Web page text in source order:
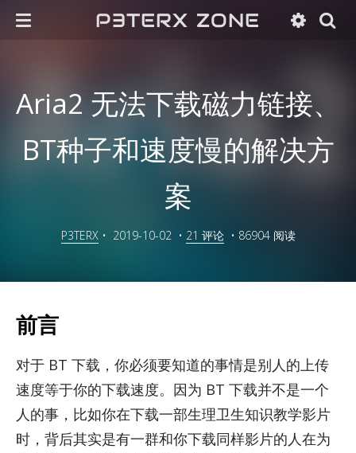
P3TERX ZONE
Aria2 无法下载磁力链接、
BT种子和速度慢的解决方
案
P3TERX• 2019-10-02• 21 评论• 86904 阅读
前言
对于 BT 下载，你必须要知道的事情是别人的上传
速度等于你的下载速度。因为 BT 下载并不是一个
人的事，比如你在下载一部生理卫生知识教学影片
时，背后其实是有一群和你下载同样影片的人在为